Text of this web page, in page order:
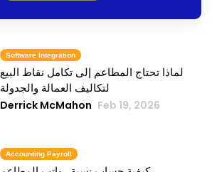
Software Integration
لماذا تحتاج المطاعم إلى تكامل نقاط البيع
لتكاليف العمالة والجدولة
Derrick McMahon Feb 19, 2026
Accounting Payroll